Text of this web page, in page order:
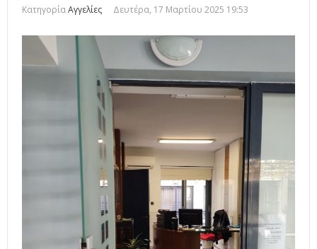
ΚατηγορίαΑγγελίες Δευτέρα, 17 Μαρτίου 2025 19:53